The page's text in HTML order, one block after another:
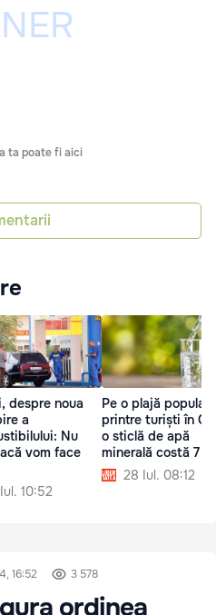
ta poate fi aici
despre noua
a
Nu
vom face
10:52
Pe o plajă populară
printre turiști în
o sticlă de apă
minerală costă 7
28 Iul. 08:12
16:52 3 578
ordinea